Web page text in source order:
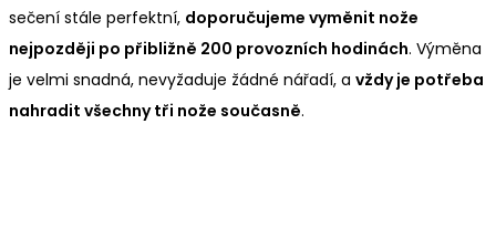
sečení stále perfektní, doporučujeme vyměnit nože
nejpozději po přibližně 200 provozních hodinách. Výměna
je velmi snadná, nevyžaduje žádné nářadí, a vždy je potřeba
nahradit všechny tři nože současně.